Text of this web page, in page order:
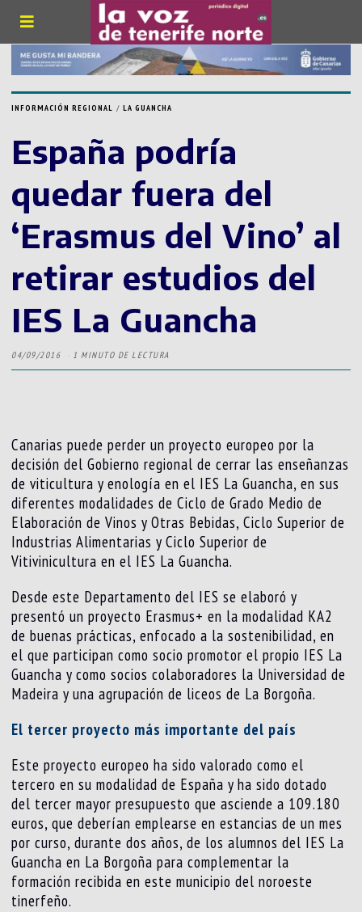
INFORMACIÓN REGIONAL / LA GUANCHA
España podría
quedar fuera del
‘Erasmus del Vino’ al
retirar estudios del
IES La Guancha
04/09/2016 1 MINUTO DE LECTURA
Canarias puede perder un proyecto europeo por la
decisión del Gobierno regional de cerrar las enseñanzas
de viticultura y enología en el IES La Guancha, en sus
diferentes modalidades de Ciclo de Grado Medio de
Elaboración de Vinos y Otras Bebidas, Ciclo Superior de
Industrias Alimentarias y Ciclo Superior de
Vitivinicultura en el IES La Guancha.
Desde este Departamento del IES se elaboró y
presentó un proyecto Erasmus+ en la modalidad KA2
de buenas prácticas, enfocado a la sostenibilidad, en
el que participan como socio promotor el propio IES La
Guancha y como socios colaboradores la Universidad de
Madeira y una agrupación de liceos de La Borgoña.
El tercer proyecto más importante del país
Este proyecto europeo ha sido valorado como el
tercero en su modalidad de España y ha sido dotado
del tercer mayor presupuesto que asciende a 109.180
euros, que deberían emplearse en estancias de un mes
por curso, durante dos años, de los alumnos del IES La
Guancha en La Borgoña para complementar la
formación recibida en este municipio del noroeste
tinerfeño.